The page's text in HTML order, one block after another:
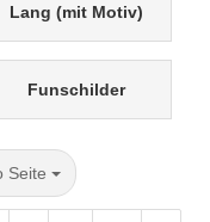
Lang (mit Motiv)
Funschilder
Seite